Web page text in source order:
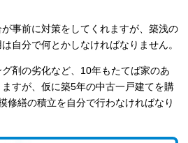
事前に対策をしてくれますが、築浅の
自分で何とかしなければなりません。
剤の劣化など、10年もたてば家のあ
すが、仮に築5年の中古一戸建てを購
修繕の積立を自分で行わなければなり